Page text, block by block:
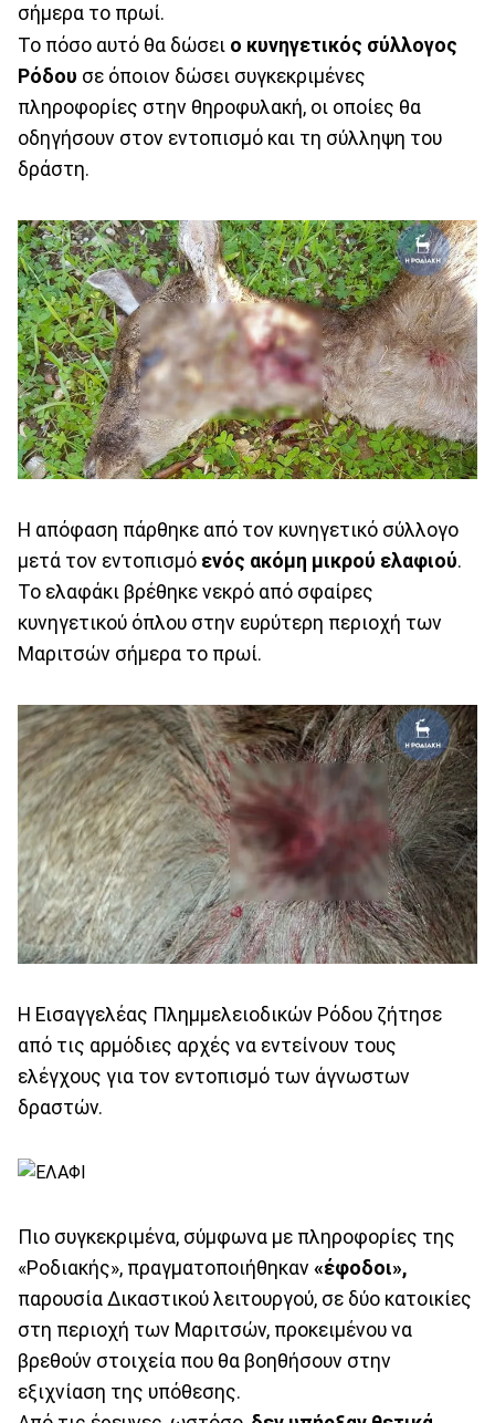
σήμερα το πρωί.
Το πόσο αυτό θα δώσει ο κυνηγετικός σύλλογος
Ρόδου σε όποιον δώσει συγκεκριμένες
πληροφορίες στην θηροφυλακή, οι οποίες θα
οδηγήσουν στον εντοπισμό και τη σύλληψη του
δράστη.
Η απόφαση πάρθηκε από τον κυνηγετικό σύλλογο
μετά τον εντοπισμό ενός ακόμη μικρού ελαφιού.
Το ελαφάκι βρέθηκε νεκρό από σφαίρες
κυνηγετικού όπλου στην ευρύτερη περιοχή των
Μαριτσών σήμερα το πρωί.
Η Εισαγγελέας Πλημμελειοδικών Ρόδου ζήτησε
από τις αρμόδιες αρχές να εντείνουν τους
ελέγχους για τον εντοπισμό των άγνωστων
δραστών.
Πιο συγκεκριμένα, σύμφωνα με πληροφορίες της
«Ροδιακής», πραγματοποιήθηκαν «έφοδοι»,
παρουσία Δικαστικού λειτουργού, σε δύο κατοικίες
στη περιοχή των Μαριτσών, προκειμένου να
βρεθούν στοιχεία που θα βοηθήσουν στην
εξιχνίαση της υπόθεσης.